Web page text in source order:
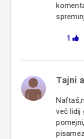
1
Tajni
več lidij